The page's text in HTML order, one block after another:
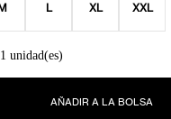
L XL XXL
unidad(es)
AÑADIR A LA BOLSA